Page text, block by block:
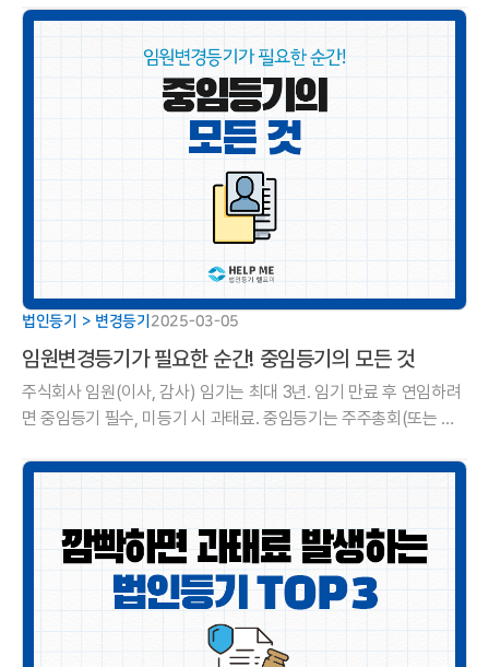
법인등기 > 변경등기 2025-03-05
임원변경등기가 필요한 순간! 중임등기의 모든 것
주식회사 임원(이사, 감사) 임기는 최대 3년. 임기 만료 후 연임하려
면 중임등기 필수, 미등기 시 과태료. 중임등기는 주주총회(또는 이